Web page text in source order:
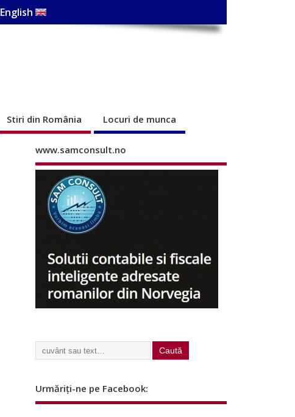
English
Stiri din România Locuri de munca
www.samconsult.no
Urmăriți-ne pe Facebook: